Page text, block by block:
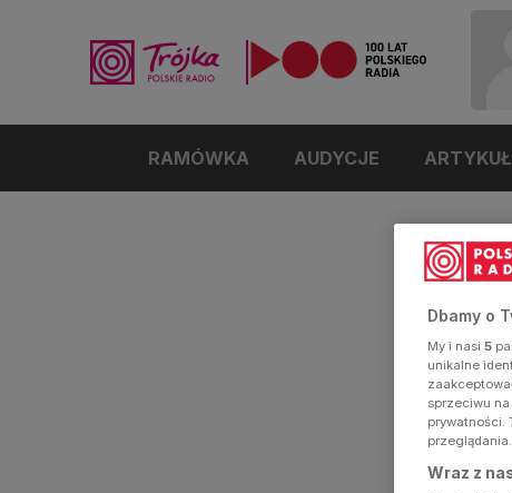
RAMÓWKA AUDYCJE
Dbamy o
My i nasi 5
unikalne
sprzeciwu
prywatności.
przeglądania.
Wraz z